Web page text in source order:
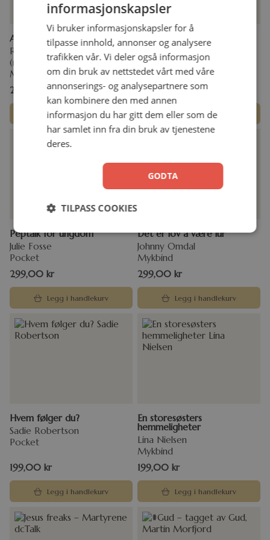
Av kvinner for kvinner
Rebecca Waldemar
(redaktør)
Mykbind
249,00 kr
Legg i handlekurv
Av menn for menn
Jarle Waldemar (Redaktør)
Mykbind
249,00kr
Legg i handlekurv
Peptalk for ungdom
Julie Fosse
Pocket
299,00 kr
Legg i handlekurv
Det er lov å være lur
Johnny Omdal
Mykbind
299,00 kr
Legg i handlekurv
Hvem følger du?
Sadie Robertson
Pocket
199,00 kr
Legg i handlekurv
En storesøsters
hemmeligheter
Lina Nielsen
Mykbind
199,00 kr
Legg i handlekurv
informasjonskapsler
Vi bruker informasjonskapsler for å
tilpasse innhold, annonser og analysere
trafikken vår. Vi deler også informasjon
om din bruk av nettstedet vårt med våre
annonserings- og analysepartnere som
kan kombinere den med annen
informasjon du har gitt dem eller som de
har samlet inn fra din bruk av tjenestene
deres.
GODTA
TILPASS COOKIES